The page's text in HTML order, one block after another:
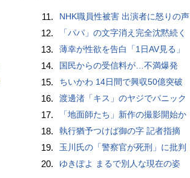
11. NHK職員性被害 出演者に怒りの声
12. 「パパ」の文字消え完全沈黙続く
13. 薄幸が性欲を告白「1日AV見る」
14. 国民からの受信料が…不満爆発
15. ちいかわ 14日間で興収50億突破
16. 渡邊渚「キス」のヤジでパニック
17. 「地面師たち」新作の撮影開始か
18. 執行猶予つけば御の字 記者指摘
19. 玉川氏の「警察官が死刑」に批判
20. ゆきぽよ まるで別人な現在の姿